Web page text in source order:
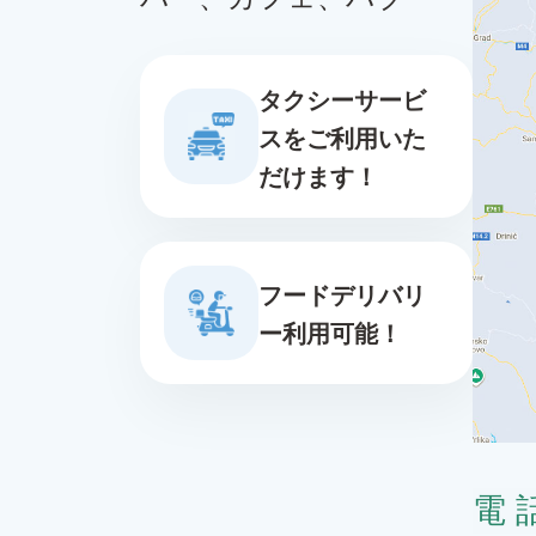
タクシーサービ
スをご利用いた
だけます！
フードデリバリ
ー利用可能！
電